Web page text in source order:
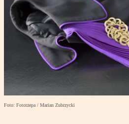
Foto: Fotorzepa / Marian Zubrzycki